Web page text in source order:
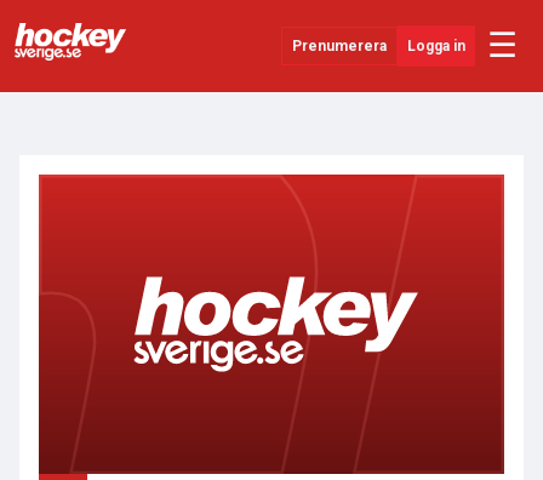
Prenumerera Logga in ☰